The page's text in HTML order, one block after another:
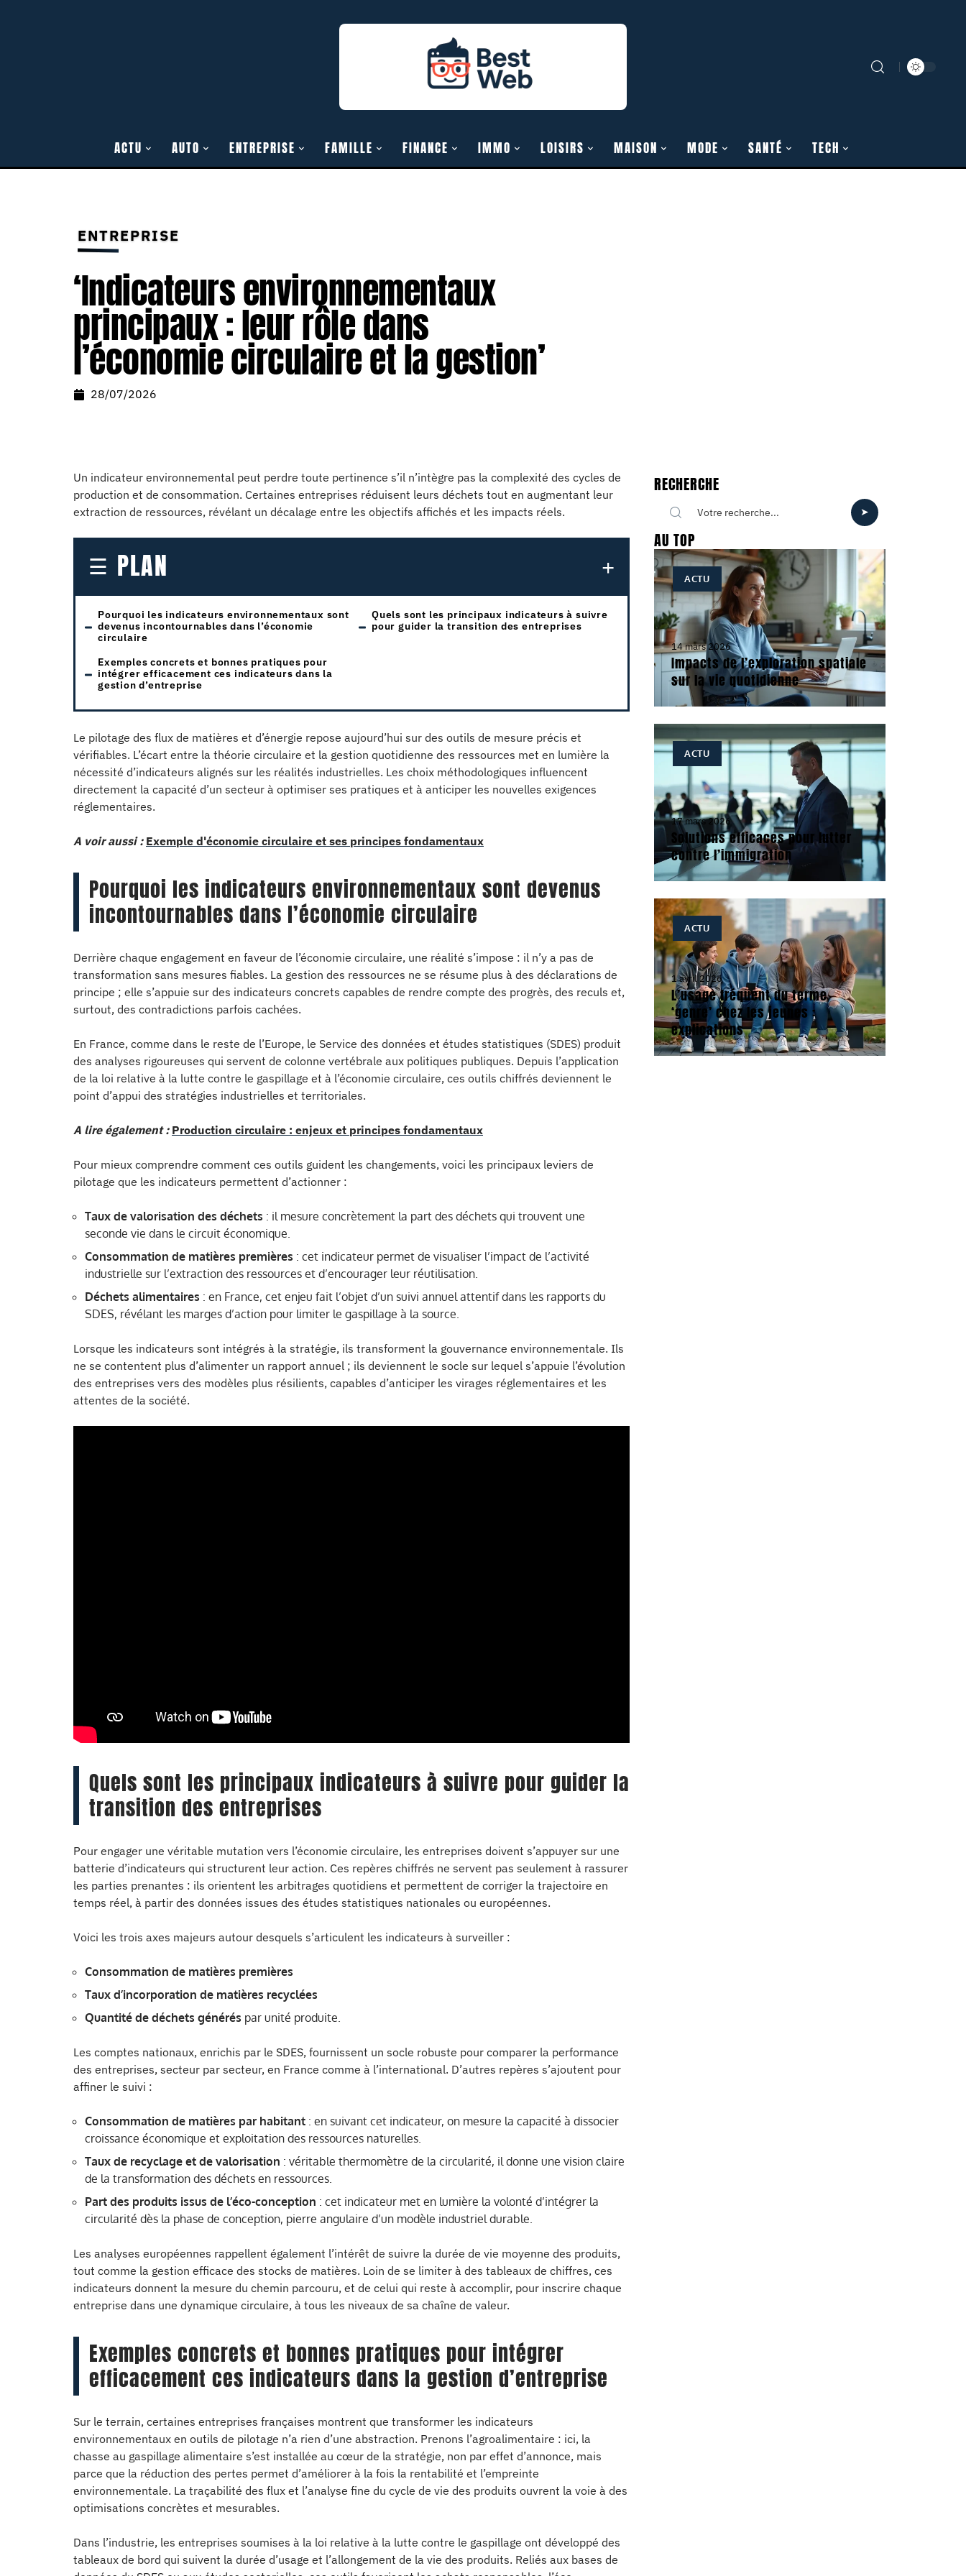
ACTU AUTO ENTREPRISE FAMILLE FINANCE IMMO LOISIRS MAISON MODE SANTÉ TECH
ENTREPRISE
‘Indicateurs environnementaux
principaux : leur rôle dans
l’économie circulaire et la gestion’
28/07/2026
Un indicateur environnemental peut perdre toute pertinence s’il n’intègre pas la complexité des cycles de
production et de consommation. Certaines entreprises réduisent leurs déchets tout en augmentant leur
extraction de ressources, révélant un décalage entre les objectifs affichés et les impacts réels.
PLAN
Pourquoi les indicateurs environnementaux sont
devenus incontournables dans l’économie
circulaire
Quels sont les principaux indicateurs à suivre
pour guider la transition des entreprises
Exemples concrets et bonnes pratiques pour
intégrer efficacement ces indicateurs dans la
gestion d’entreprise
Le pilotage des flux de matières et d’énergie repose aujourd’hui sur des outils de mesure précis et
vérifiables. L’écart entre la théorie circulaire et la gestion quotidienne des ressources met en lumière la
nécessité d’indicateurs alignés sur les réalités industrielles. Les choix méthodologiques influencent
directement la capacité d’un secteur à optimiser ses pratiques et à anticiper les nouvelles exigences
réglementaires.
A voir aussi : Exemple d'économie circulaire et ses principes fondamentaux
Pourquoi les indicateurs environnementaux sont devenus
incontournables dans l’économie circulaire
Derrière chaque engagement en faveur de l’économie circulaire, une réalité s’impose : il n’y a pas de
transformation sans mesures fiables. La gestion des ressources ne se résume plus à des déclarations de
principe ; elle s’appuie sur des indicateurs concrets capables de rendre compte des progrès, des reculs et,
surtout, des contradictions parfois cachées.
En France, comme dans le reste de l’Europe, le Service des données et études statistiques (SDES) produit
des analyses rigoureuses qui servent de colonne vertébrale aux politiques publiques. Depuis l’application
de la loi relative à la lutte contre le gaspillage et à l’économie circulaire, ces outils chiffrés deviennent le
point d’appui des stratégies industrielles et territoriales.
A lire également : Production circulaire : enjeux et principes fondamentaux
Pour mieux comprendre comment ces outils guident les changements, voici les principaux leviers de
pilotage que les indicateurs permettent d’actionner :
Taux de valorisation des déchets : il mesure concrètement la part des déchets qui trouvent une
seconde vie dans le circuit économique.
Consommation de matières premières : cet indicateur permet de visualiser l’impact de l’activité
industrielle sur l’extraction des ressources et d’encourager leur réutilisation.
Déchets alimentaires : en France, cet enjeu fait l’objet d’un suivi annuel attentif dans les rapports du
SDES, révélant les marges d’action pour limiter le gaspillage à la source.
Lorsque les indicateurs sont intégrés à la stratégie, ils transforment la gouvernance environnementale. Ils
ne se contentent plus d’alimenter un rapport annuel ; ils deviennent le socle sur lequel s’appuie l’évolution
des entreprises vers des modèles plus résilients, capables d’anticiper les virages réglementaires et les
attentes de la société.
Quels sont les principaux indicateurs à suivre pour guider la
transition des entreprises
Pour engager une véritable mutation vers l’économie circulaire, les entreprises doivent s’appuyer sur une
batterie d’indicateurs qui structurent leur action. Ces repères chiffrés ne servent pas seulement à rassurer
les parties prenantes : ils orientent les arbitrages quotidiens et permettent de corriger la trajectoire en
temps réel, à partir des données issues des études statistiques nationales ou européennes.
Voici les trois axes majeurs autour desquels s’articulent les indicateurs à surveiller :
Consommation de matières premières
Taux d’incorporation de matières recyclées
Quantité de déchets générés par unité produite.
Les comptes nationaux, enrichis par le SDES, fournissent un socle robuste pour comparer la performance
des entreprises, secteur par secteur, en France comme à l’international. D’autres repères s’ajoutent pour
affiner le suivi :
Consommation de matières par habitant : en suivant cet indicateur, on mesure la capacité à dissocier
croissance économique et exploitation des ressources naturelles.
Taux de recyclage et de valorisation : véritable thermomètre de la circularité, il donne une vision claire
de la transformation des déchets en ressources.
Part des produits issus de l’éco-conception : cet indicateur met en lumière la volonté d’intégrer la
circularité dès la phase de conception, pierre angulaire d’un modèle industriel durable.
Les analyses européennes rappellent également l’intérêt de suivre la durée de vie moyenne des produits,
tout comme la gestion efficace des stocks de matières. Loin de se limiter à des tableaux de chiffres, ces
indicateurs donnent la mesure du chemin parcouru, et de celui qui reste à accomplir, pour inscrire chaque
entreprise dans une dynamique circulaire, à tous les niveaux de sa chaîne de valeur.
Exemples concrets et bonnes pratiques pour intégrer
efficacement ces indicateurs dans la gestion d’entreprise
Sur le terrain, certaines entreprises françaises montrent que transformer les indicateurs
environnementaux en outils de pilotage n’a rien d’une abstraction. Prenons l’agroalimentaire : ici, la
chasse au gaspillage alimentaire s’est installée au cœur de la stratégie, non par effet d’annonce, mais
parce que la réduction des pertes permet d’améliorer à la fois la rentabilité et l’empreinte
environnementale. La traçabilité des flux et l’analyse fine du cycle de vie des produits ouvrent la voie à des
optimisations concrètes et mesurables.
Dans l’industrie, les entreprises soumises à la loi relative à la lutte contre le gaspillage ont développé des
tableaux de bord qui suivent la durée d’usage et l’allongement de la vie des produits. Reliés aux bases de
RECHERCHE
AU TOP
ACTU
14 mars 2026
Impacts de l’exploration spatiale
sur la vie quotidienne
ACTU
17 mars 2026
Solutions efficaces pour lutter
contre l’immigration
ACTU
1 avril 2026
L’usage fréquent du terme
‘genre’ chez les jeunes :
explications